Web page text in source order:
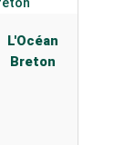
L'Océan
Breton